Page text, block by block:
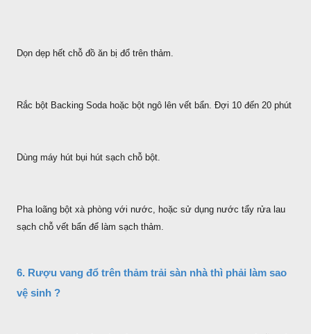
Dọn dẹp hết chỗ đồ ăn bị đổ trên thảm.
Rắc bột Backing Soda hoặc bột ngô lên vết bẩn. Đợi 10 đến 20 phút
Dùng máy hút bụi hút sạch chỗ bột.
Pha loãng bột xà phòng với nước, hoặc sử dụng nước tẩy rửa lau
sạch chỗ vết bẩn để làm sạch thảm.
6. Rượu vang đổ trên thảm trải sàn nhà thì phải làm sao
vệ sinh ?